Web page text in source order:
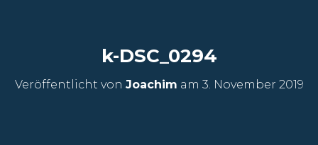
M
k-DSC_0294
Veröffentlicht von Joachim am 3. November 2019